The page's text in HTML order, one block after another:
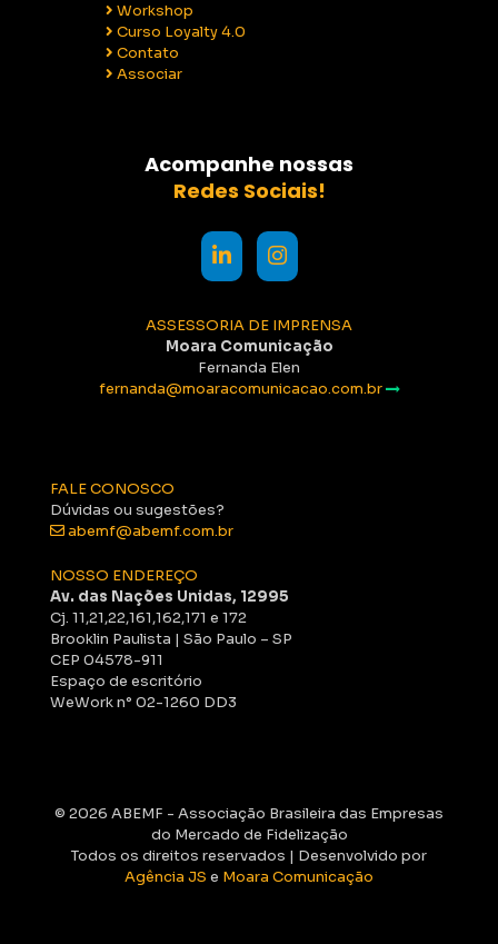
Workshop
Curso Loyalty 4.0
Contato
Associar
Acompanhe nossas
Redes Sociais!
ASSESSORIA DE IMPRENSA
Moara Comunicação
Fernanda Elen
fernanda@moaracomunicacao.com.br
FALE CONOSCO
Dúvidas ou sugestões?
abemf@abemf.com.br
NOSSO ENDEREÇO
Av. das Nações Unidas, 12995
Cj. 11,21,22,161,162,171 e 172
Brooklin Paulista | São Paulo – SP
CEP 04578-911
Espaço de escritório
WeWork n° 02-1260 DD3
© 2026 ABEMF - Associação Brasileira das Empresas
do Mercado de Fidelização
Todos os direitos reservados | Desenvolvido por
Agência JS e Moara Comunicação